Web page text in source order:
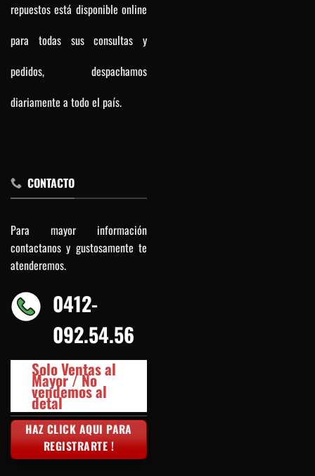
repuestos está disponible online
para todas sus consultas y
pedidos, despachamos
diariamente a todo el país.
CONTACTO
Para mayor información
contactanos y gustosamente te
atenderemos.
0412-
092.54.56
Solo Ventas al
Mayor / No
vendemos al
detal
HAZ CLICK AQUI PARA
REGISTRARTE !